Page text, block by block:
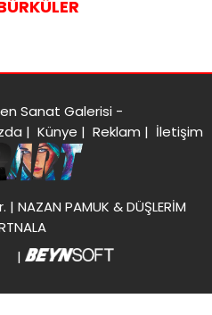
Sanat Galerisi -
| Künye | Reklam | İletişim
| NAZAN PAMUK & DÜŞLERİM
|